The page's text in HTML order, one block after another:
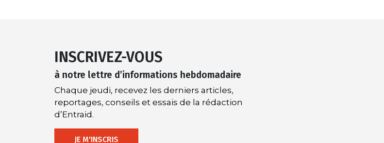
INSCRIVEZ-VOUS
à notre lettre d’informations hebdomadaire
Chaque jeudi, recevez les derniers articles,
reportages, conseils et essais de la rédaction
d’Entraid.
JE M'INSCRIS